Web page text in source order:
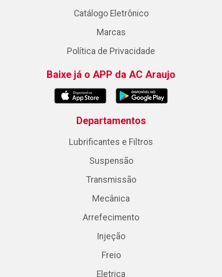
Catálogo Eletrônico
Marcas
Política de Privacidade
Baixe já o APP da AC Araujo
Departamentos
Lubrificantes e Filtros
Suspensão
Transmissão
Mecânica
Arrefecimento
Injeção
Freio
Eletrica